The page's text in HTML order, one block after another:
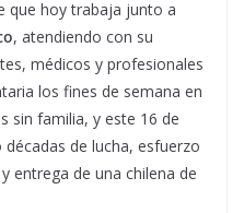
que hoy trabaja junto a
, atendiendo con su
médicos y profesionales
los fines de semana en
sin familia, y este 16 de
de lucha, esfuerzo
entrega de una chilena de